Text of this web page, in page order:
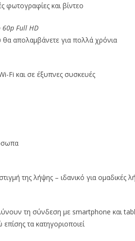
φωτογραφίες και βίντεο
60p Full HD
θα απολαμβάνετε για πολλά χρόνια
Fi και σε έξυπνες συσκευές
της λήψης – ιδανικό για ομαδικές
τη σύνδεση με smartphone και
επίσης τα κατηγοριοποιεί